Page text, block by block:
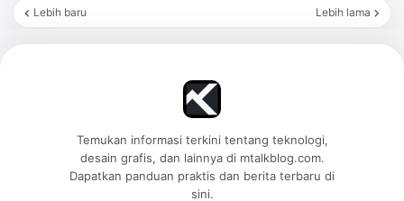
Lebih baru Lebih lama
Temukan informasi terkini tentang teknologi,
desain grafis, dan lainnya di mtalkblog.com.
Dapatkan panduan praktis dan berita terbaru di
sini.